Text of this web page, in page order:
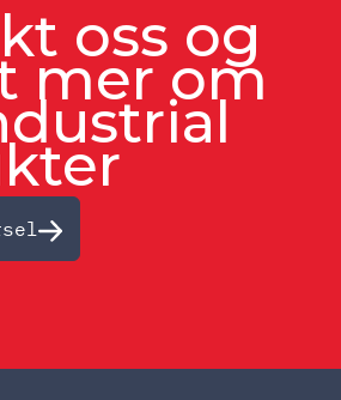
oss og
mer om